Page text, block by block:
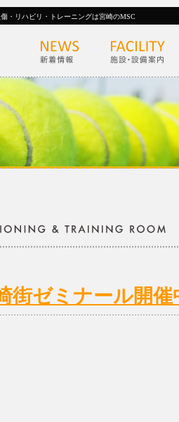
・リハビリ・トレーニングは宮崎のMSC
街ゼミナール開